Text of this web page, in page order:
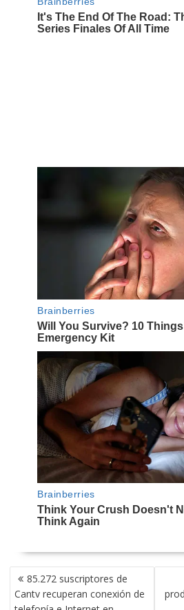
NAVEGACIÓN
DE
ENTRADAS
85.272 suscriptores de
Cantv recuperan conexión de